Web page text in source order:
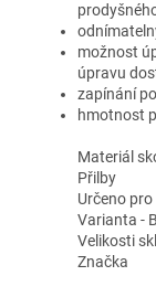
možnost
úpravu
zapínání
hmotnost
Materiál
Přilby
Určeno pro
Varianta -
Velikosti
Značka